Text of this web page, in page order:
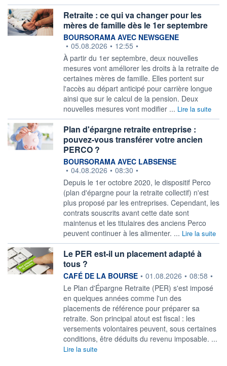
Retraite : ce qui va changer pour les
mères de famille dès le 1er septembre
information fournie par
BOURSORAMA AVEC NEWSGENE
• 05.08.2026 • 12:55 •
À partir du 1er septembre, deux nouvelles
mesures vont améliorer les droits à la retraite de
certaines mères de famille. Elles portent sur
l'accès au départ anticipé pour carrière longue
ainsi que sur le calcul de la pension. Deux
nouvelles mesures vont modifier ... Lire la suite
Plan d'épargne retraite entreprise :
pouvez-vous transférer votre ancien
PERCO ?
information fournie par
BOURSORAMA AVEC LABSENSE
• 04.08.2026 • 08:30 •
Depuis le 1er octobre 2020, le dispositif Perco
(plan d'épargne pour la retraite collectif) n'est
plus proposé par les entreprises. Cependant, les
contrats souscrits avant cette date sont
maintenus et les titulaires des anciens Perco
peuvent continuer à les alimenter. ... Lire la suite
Le PER est-il un placement adapté à
tous ?
information fournie par
CAFÉ DE LA BOURSE • 01.08.2026 • 08:58 •
Le Plan d'Épargne Retraite (PER) s'est imposé
en quelques années comme l'un des
placements de référence pour préparer sa
retraite. Son principal atout est fiscal : les
versements volontaires peuvent, sous certaines
conditions, être déduits du revenu imposable. ...
Lire la suite